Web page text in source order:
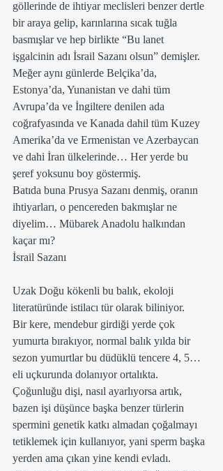
göllerinde de ihtiyar meclisleri benzer dertle
bir araya gelip, karınlarına sıcak tuğla
basmışlar ve hep birlikte “Bu lanet
işgalcinin adı İsrail Sazanı olsun” demişler.
Meğer aynı günlerde Belçika’da,
Estonya’da, Yunanistan ve dahi tüm
Avrupa’da ve İngiltere denilen ada
coğrafyasında ve Kanada dahil tüm Kuzey
Amerika’da ve Ermenistan ve Azerbaycan
ve dahi İran ülkelerinde… Her yerde bu
şeref yoksunu boy göstermiş.
Batıda buna Prusya Sazanı denmiş, oranın
ihtiyarları, o pencereden bakmışlar ne
diyelim… Mübarek Anadolu halkından
kaçar mı?
İsrail Sazanı
Uzak Doğu kökenli bu balık, ekoloji
literatüründe istilacı tür olarak biliniyor.
Bir kere, mendebur girdiği yerde çok
yumurta bırakıyor, normal balık yılda bir
sezon yumurtlar bu düdüklü tencere 4, 5…
eli uçkurunda dolanıyor ortalıkta.
Çoğunluğu dişi, nasıl ayarlıyorsa artık,
bazen işi düşünce başka benzer türlerin
spermini genetik katkı almadan çoğalmayı
tetiklemek için kullanıyor, yani sperm başka
yerden ama çıkan yine kendi evladı.